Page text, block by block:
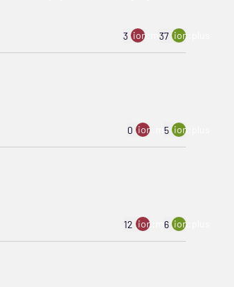
3 ion:minus
37 ion:plus
0 ion:minus
5 ion:plus
12 ion:minus
6 ion:plus